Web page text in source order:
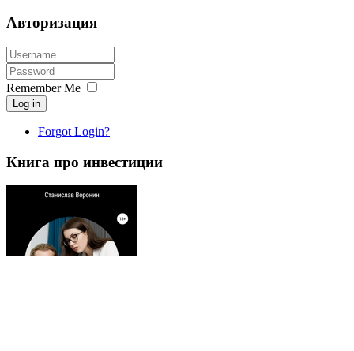
Авторизация
Remember Me
Log in
Forgot Login?
Книга про инвестиции